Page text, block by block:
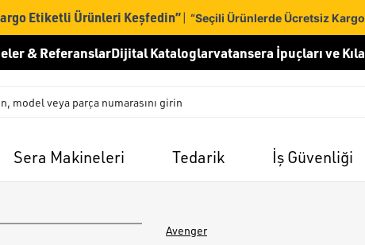
Etiketli Ürünleri Keşfedin”| “Seçili Ürünlerde Ücretsiz
& ReferanslarDijital Kataloglarvatansera İpuçları ve
Sera Makineleri Tedarik İş Güvenliği
Avenger